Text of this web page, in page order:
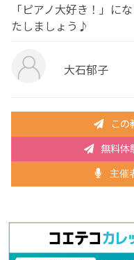
「ピアノ大好き！」に
たしましょう♪
大石郁子
この
無料体
主催